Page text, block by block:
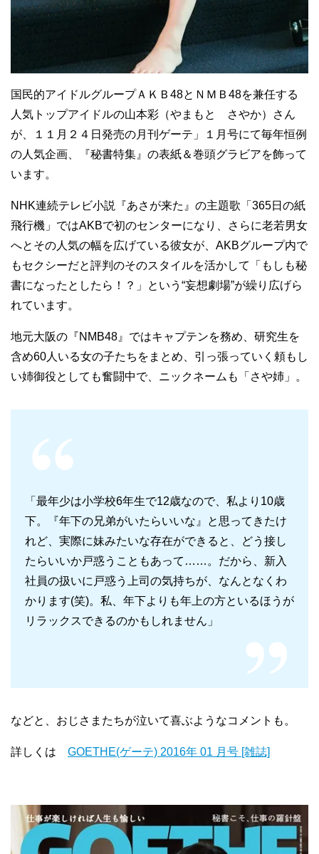
国民的アイドルグループＡＫＢ48とＮＭＢ48を兼任する
人気トップアイドルの山本彩（やまもと さやか）さん
が、１１月２４日発売の月刊ゲーテ」１月号にて毎年恒例
の人気企画、『秘書特集』の表紙＆巻頭グラビアを飾って
います。
NHK連続テレビ小説『あさが来た』の主題歌「365日の紙
飛行機」ではAKBで初のセンターになり、さらに老若男女
へとその人気の幅を広げている彼女が、AKBグループ内で
もセクシーだと評判のそのスタイルを活かして「もしも秘
書になったとしたら！？」という“妄想劇場”が繰り広げら
れています。
地元大阪の『NMB48』ではキャプテンを務め、研究生を
含め60人いる女の子たちをまとめ、引っ張っていく頼もし
い姉御役としても奮闘中で、ニックネームも「さや姉」。
「最年少は小学校6年生で12歳なので、私より10歳
下。『年下の兄弟がいたらいいな』と思ってきたけ
れど、実際に妹みたいな存在ができると、どう接し
たらいいか戸惑うこともあって……。だから、新入
社員の扱いに戸惑う上司の気持ちが、なんとなくわ
かります(笑)。私、年下よりも年上の方といるほうが
リラックスできるのかもしれません」
などと、おじさまたちが泣いて喜ぶようなコメントも。
詳しくは GOETHE(ゲーテ) 2016年 01 月号 [雑誌]